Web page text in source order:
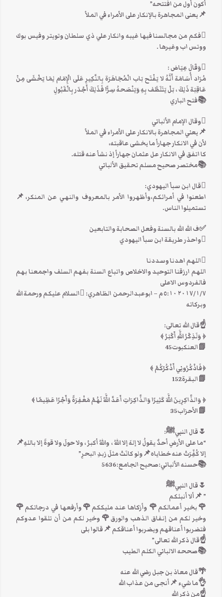
أكون أول من افتتحه”
📌يعنى المجاهرة بالإنكار على الأمراء في الملأ
فكم من مجالسنا فيها غيبه وانكار علي ذي سلطان وتويتر وفيس بوك
ووتس اب وغيرها .
وَقَالَ عِيَاض :
مُرَاد أُسَامَة أَنَّهُ لا يَفْتَح بَاب الْمُجَاهَرَة بِالنَّكِيرِ عَلَى الْإِمَام لِمَا يَخْشَى مِنْ
عَاقِبَة ذَلِكَ ، بَلْ يَتَلَطَّف بِهِ وَيَنْصَحهُ سِرًّا فَذَلِكَ أَجْدَر بِالْقَبُولِ
📚فتح الباري
وقال الإمام الألباني
📌يعني المجاهرة بالانكار على الاْمراء في الملأ
لأن في الانكار جهارأ ما يخشى عاقبته،
كا اتفق في الانكار عل عثمان جهارأ إذ نشأ عنه قتله.
📚مختصر صحيح مسلم تحقيق الألباني
قال ابن سبأ اليهودي:
اطعنوا في أمرائكم،وأظهروا الأمر بالمعروف والنهي عن المنكر،📌
تستميلوا الناس.
✅ف الله الله بالسنة وفعل الصحابة والتابعين
واحذر طريقة ابن سبأ اليهودي
اللهم اهدنا وسددنا
اللهم ارزقنا التوحيد والاخلاص واتباع السنة بفهم السلف واجمعنا بهم
فالفردوس الاعلى
٧‏/١‏/٢٠١٧ ٥:١٠ م – ابوعبدالرحمن الظاهري: السلام عليكم ورحمة الله
وبركاته
☝قال الله تعالى:
﴿ وَلَذِكْرُ اللَّهِ أَكْبَرُ ﴾
📗العنكبوت45
﴿فَاذْكُرُونِي أَذْكُرْكُمْ ﴾
📗البقرة152
﴿ وَالذَّاكِرِينَ اللَّهَ كَثِيرًا وَالذَّاكِرَاتِ أَعَدَّ اللَّهُ لَهُمْ مَغْفِرَةً وَأَجْرًا عَظِيمًا ﴾
📗الأحزاب35
🌷قال النبيﷺ:
“ما على الأرضِ أحدٌ يقولُ لا إلهَ إلا اللهُ ، واللهُ أكبرُ ، ولا حولَ ولا قوةَ إلا باللهِ📌
إلا كُفِّرَتْ عنه خطاياه📌ولو كانَتْ مثلَ زبدِ البحرِ”
📚حسنه الألباني:صحيح الجامع:5636
🌷قال النبيﷺ
” 📌ألا أنبئكم
🌹بخير أعمالكم🌹 وأزكاها عند مليككم🌹وأرفعها في درجاتكم🌹
وخير لكم من إنفاق الذهب والورق🌹وخير لكم من أن تلقوا عدوكم
فتضربوا أعناقهم ويضربوا أعناقكم 📌قالوا بلى
☝قال ذكر الله تعالى”
📚صححه الالباني الكلم الطيب
🌴قال معاذ بن جبل رضي الله عنه
👌ما شيء 📌أنجى من عذاب الله
☝من ذكر الله